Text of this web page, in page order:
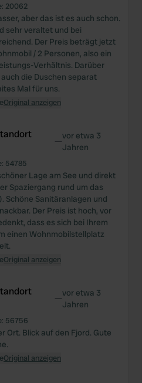
20062
aber das ist es auch schon.
sehr veraltet und bei
Der Preis beträgt jetzt
/ 2 Personen, also ein
Verhältnis. Darüber
die Duschen separat
Mal für uns.
Original anzeigen
—vor etwa 3
Jahren
54785
Lage am See und direkt
Spaziergang rund um das
Schöne Sanitäranlagen und
Der Preis ist hoch, vor
dass es sich bei Ihrem
einen Wohnmobilstellplatz
Original anzeigen
—vor etwa 3
Jahren
56756
Ort. Blick auf den Fjord. Gute
Original anzeigen